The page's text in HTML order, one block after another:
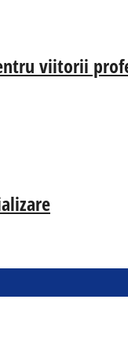
viitorii